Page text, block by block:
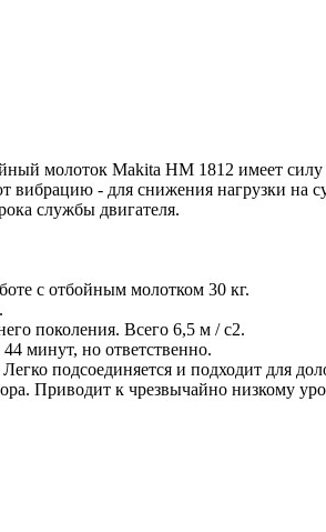
молоток Makita HM 1812 имеет
- для снижения нагрузки на
службы двигателя.
с отбойным молотком 30 кг.
поколения. Всего 6,5 м / с2.
минут, но ответственно.
подсоединяется и подходит для
Приводит к чрезвычайно низкому